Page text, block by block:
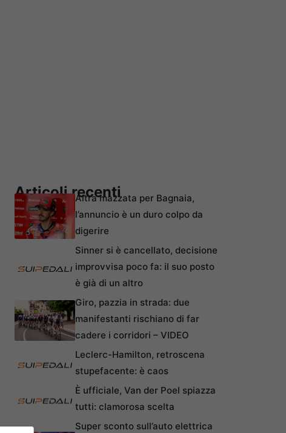
Articoli recentiAltra mazzata per Bagnaia,
l’annuncio è un duro colpo da
digerire
Sinner si è cancellato, decisione
improvvisa poco fa: il suo posto
è già di un altro
Giro, pazzia in strada: due
manifestanti rischiano di far
cadere i corridori – VIDEO
Leclerc-Hamilton, retroscena
stupefacente: è caos
È ufficiale, Van der Poel spiazza
tutti: clamorosa scelta
Super sconto sull’auto elettrica